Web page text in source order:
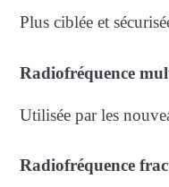
Plus ciblée et
Radiofréquence
Utilisée par les
Radiofréquence